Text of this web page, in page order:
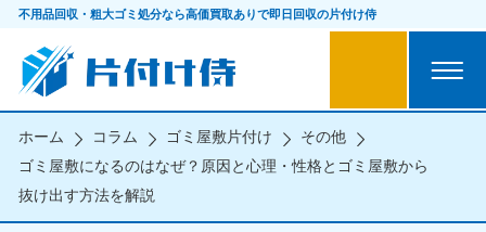
不用品回収・粗大ゴミ処分なら高価買取ありで即日回収の片付け侍
ホーム コラム ゴミ屋敷片付け
その他
ゴミ屋敷になるのはなぜ？原因と心理・性格とゴミ屋敷から
抜け出す方法を解説